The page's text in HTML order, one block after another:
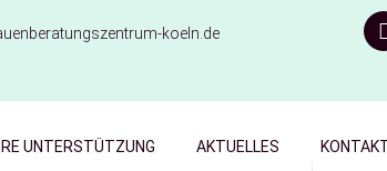
koeln.de
UNTERSTÜTZUNG AKTUELLES